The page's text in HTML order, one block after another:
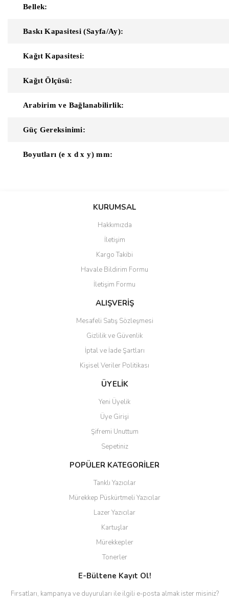
Bellek:
Baskı Kapasitesi (Sayfa/Ay):
Kağıt Kapasitesi:
Kağıt Ölçüsü:
Arabirim ve Bağlanabilirlik:
Güç Gereksinimi:
Boyutları (e x d x y) mm:
Bu ürüne ilk yorumu siz yapın!
Yorum Yaz
Ürün resmi kalitesiz, bozuk veya görüntülenemiyor.
Ürün açıklamasında eksik bilgiler bulunuyor.
Ürün bilgilerinde hatalar bulunuyor.
Ürün fiyatı diğer sitelerden daha pahalı.
Bu ürüne benzer farklı alternatifler olmalı.
Gönder
KURUMSAL
Hakkımızda
İletişim
Kargo Takibi
Havale Bildirim Formu
İletişim Formu
ALIŞVERİŞ
Mesafeli Satış Sözleşmesi
Gizlilik ve Güvenlik
İptal ve İade Şartları
Kişisel Veriler Politikası
ÜYELİK
Yeni Üyelik
Üye Girişi
Şifremi Unuttum
Sepetiniz
POPÜLER KATEGORİLER
Tanklı Yazıcılar
Mürekkep Püskürtmeli Yazıcılar
Lazer Yazıcılar
Kartuşlar
Mürekkepler
Tonerler
E-Bültene Kayıt Ol!
Fırsatları, kampanya ve duyuruları ile ilgili e-posta almak ister misiniz?